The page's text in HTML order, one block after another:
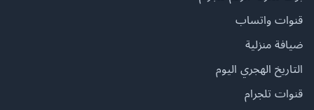
قنوات واتساب
ضيافة منزلية
التاريخ الهجري اليوم
قنوات تلجرام